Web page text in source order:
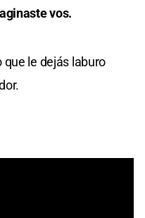
vos.
le dejás laburo